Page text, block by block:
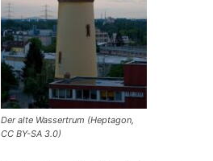
Der alte Wassertrum (Heptagon,
CC BY-SA 3.0)